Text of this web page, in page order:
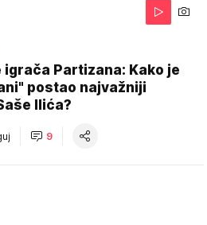
igrača Partizana: Kako je
postao najvažniji
Ilića?
9